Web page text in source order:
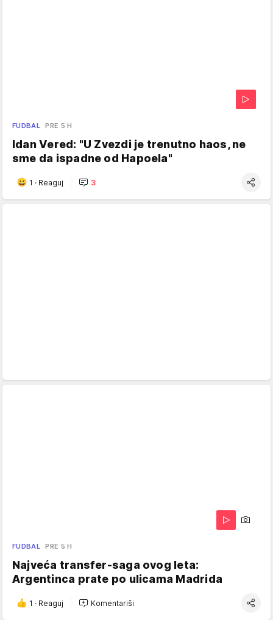
FUDBAL PRE 5 H
Idan Vered: "U Zvezdi je trenutno haos, ne
sme da ispadne od Hapoela"
1 · Reaguj 3
FUDBAL PRE 5 H
Najveća transfer-saga ovog leta:
Argentinca prate po ulicama Madrida
1 · Reaguj Komentariši